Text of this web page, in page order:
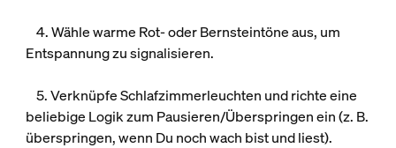
4. Wähle warme Rot- oder Bernsteintöne aus, um
Entspannung zu signalisieren.
5. Verknüpfe Schlafzimmerleuchten und richte eine
beliebige Logik zum Pausieren/Überspringen ein (z. B.
überspringen, wenn Du noch wach bist und liest).